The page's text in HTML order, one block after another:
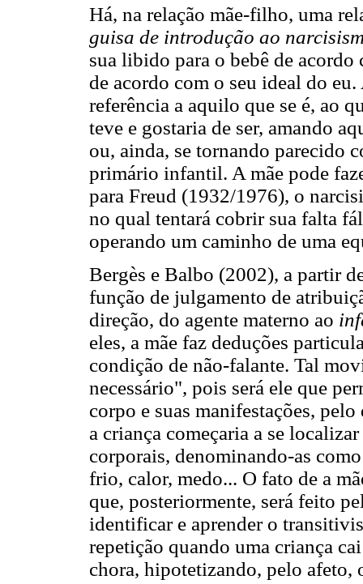
Há, na relação mãe-filho, uma
guisa de introdução ao
sua libido para o bebê de
de acordo com o seu ideal do
referência a aquilo que se é, ao
teve e gostaria de ser, amando
ou, ainda, se tornando parecido
primário infantil. A mãe pode
para Freud (1932/1976), o
no qual tentará cobrir sua falta
operando um caminho de uma
Bergès e Balbo (2002), a partir
função de julgamento de
direção, do agente materno ao
eles, a mãe faz deduções
condição de não-falante. Tal
necessário", pois será ele que
corpo e suas manifestações,
a criança começaria a se
corporais, denominando-as
frio, calor, medo... O fato de a
que, posteriormente, será feito
identificar e aprender o
repetição quando uma criança
chora, hipotetizando, pelo afeto,